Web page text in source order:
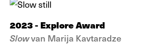
2023 - Explore Award
Slowvan Marija Kavtaradze